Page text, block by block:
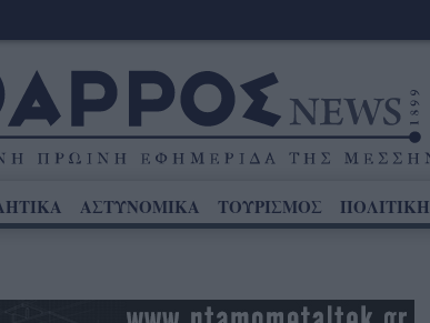
ΑΣΤΥΝΟΜΙΚΑ ΤΟΥΡΙΣΜΟΣ ΠΟΛΙΤΙΚΗ